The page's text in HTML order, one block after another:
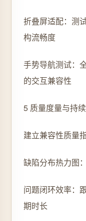
折叠屏适配：测
构流畅度
手势导航测试：
的交互兼容性
5 质量度量与持
建立兼容性质量
缺陷分布热力图
问题闭环效率：
期时长